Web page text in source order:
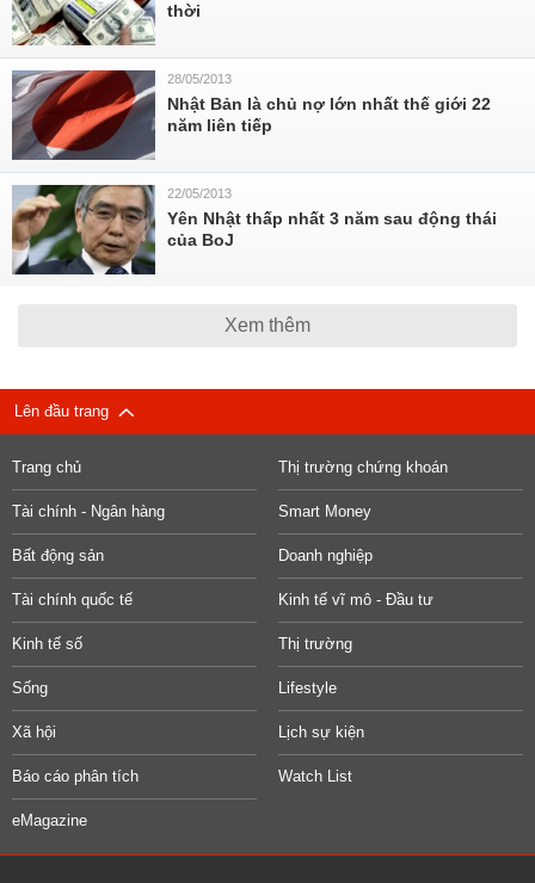
thời
28/05/2013
Nhật Bản là chủ nợ lớn nhất thế giới 22
năm liên tiếp
22/05/2013
Yên Nhật thấp nhất 3 năm sau động thái
của BoJ
Xem thêm
Lên đầu trang
Trang chủ Thị trường chứng khoán
Tài chính - Ngân hàng Smart Money
Bất động sản Doanh nghiệp
Tài chính quốc tế Kinh tế vĩ mô - Đầu tư
Kinh tế số Thị trường
Sống Lifestyle
Xã hội Lịch sự kiện
Báo cáo phân tích Watch List
eMagazine